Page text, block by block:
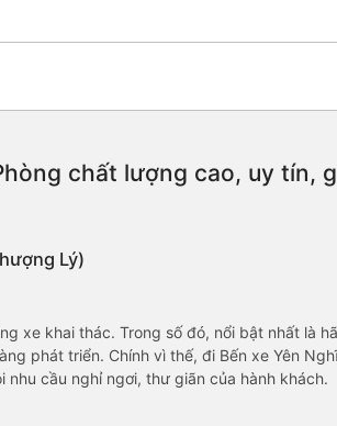
chất lượng cao, uy tín,
Lý)
xe khai thác. Trong số đó, nổi bật nhất là
phát triển. Chính vì thế, đi Bến xe Yên
cầu nghỉ ngơi, thư giãn của hành khách.